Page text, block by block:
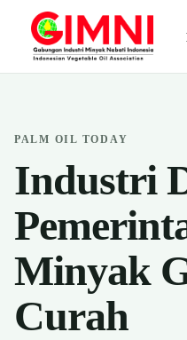
PALM OIL TODAY
Industri
Minyak
Curah